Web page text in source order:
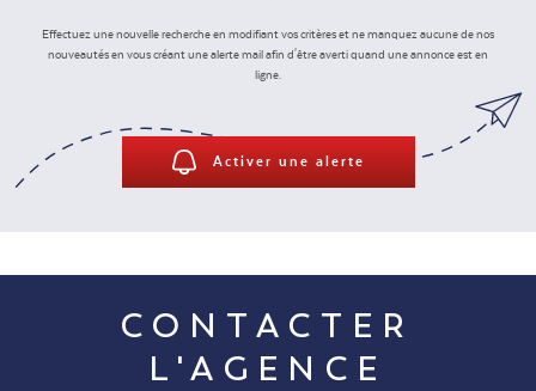
NOUS
CONTACT
Effectuez une nouvelle recherche en modifiant vos critères et ne manquez aucune de nos
nouveautés en vous créant une alerte mail afin d'être averti quand une annonce est en
ligne.
Activer une alerte
CONTACTER
L'AGENCE